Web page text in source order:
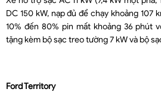
DC 150 kW, nạp đủ để chạy khoảng 107
10% đến 80% pin mất khoảng 36 phút
tặng kèm bộ sạc treo tường 7 kW và bộ
Ford Territory